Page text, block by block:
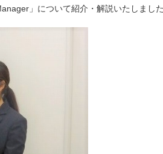
」について紹介・解説いたしまし